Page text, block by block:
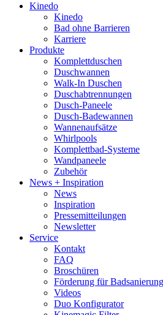
Kinedo
Kinedo
Bad ohne Barrieren
Karriere
Produkte
Komplettduschen
Duschwannen
Walk-In Duschen
Duschabtrennungen
Dusch-Paneele
Dusch-Badewannen
Wannenaufsätze
Whirlpools
Komplettbad-Systeme
Wandpaneele
Zubehör
News + Inspiration
News
Inspiration
Pressemitteilungen
Newsletter
Service
Kontakt
FAQ
Broschüren
Förderung für Badsanierung
Videos
Duo Konfigurator